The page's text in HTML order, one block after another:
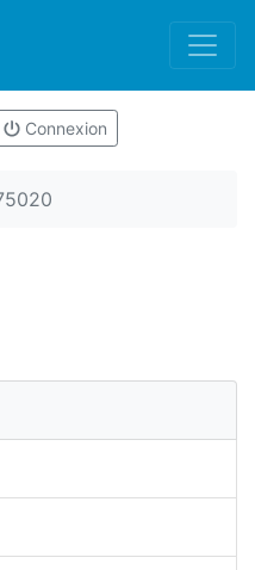
Connexion